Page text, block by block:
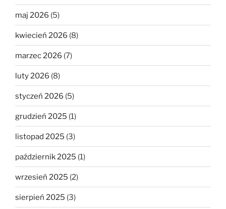
maj 2026 (5)
kwiecień 2026 (8)
marzec 2026 (7)
luty 2026 (8)
styczeń 2026 (5)
grudzień 2025 (1)
listopad 2025 (3)
październik 2025 (1)
wrzesień 2025 (2)
sierpień 2025 (3)